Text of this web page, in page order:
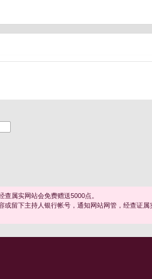
属实网站会免费赠送5000点。
留下主持人银行帐号，通知网站网管，经查证属